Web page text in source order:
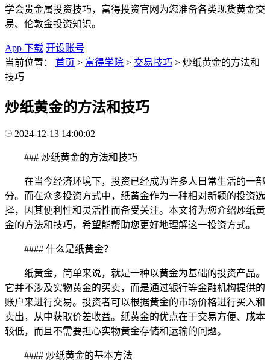
学会贵金属投资技巧，富得投资官网为您准备各类现货黄金交
易、伦敦金投资知识。
App 下载 开设账号
当前位置：
首页 > 富得学院 > 交易技巧 > 炒纸黄金的方法和
技巧
炒纸黄金的方法和技巧
2024-12-13 14:00:02
### 炒纸黄金的方法和技巧
在当今经济环境下，投资已经成为许多人日常生活的一部
分。而在众多投资方式中，纸黄金作为一种相对新颖的投资选
择，因其便利性和灵活性而备受关注。本文将为您介绍炒纸黄
金的方法和技巧，希望能帮助您更好地理解这一投资方式。
#### 什么是纸黄金？
纸黄金，简单来说，就是一种以黄金为基础的投资产品。
它并不涉及实物黄金的买卖，而是通过银行等金融机构提供的
账户来进行交易。投资者可以根据黄金的市场价格进行买入和
卖出，从中获取价差收益。纸黄金的优点在于交易方便、成本
较低，而且不需要担心实物黄金存储和运输的问题。
#### 炒纸黄金的基本方法